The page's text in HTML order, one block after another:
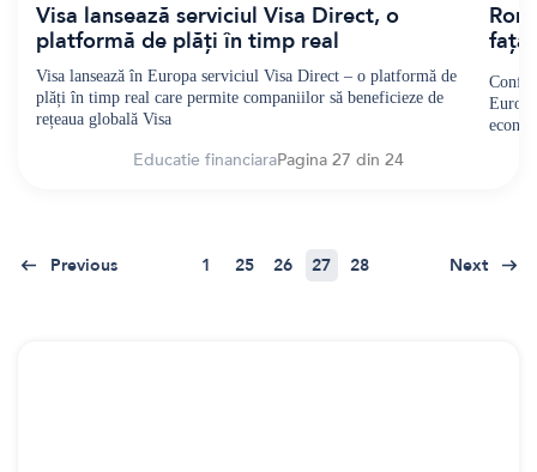
Visa lansează serviciul Visa Direct, o
platformă de plăți în timp real
Visa lansează în Europa serviciul Visa Direct – o platformă de
plăți în timp real care permite companiilor să beneficieze de
rețeaua globală Visa
față
Educatie financiaraPagina 27 din 24
1
Previous 25 26 27 28 Next